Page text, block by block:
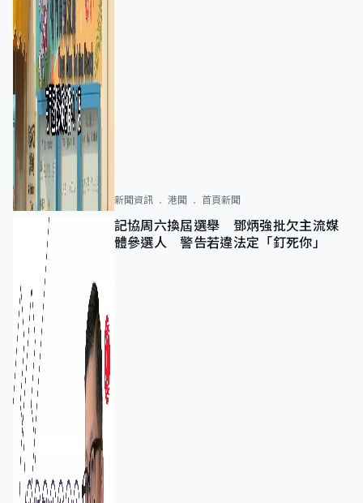
新聞資訊 港聞 首頁新聞
記協周六換屆選舉 鄧炳強批欠主流媒
體參選人 警告若違法定「釘死你」